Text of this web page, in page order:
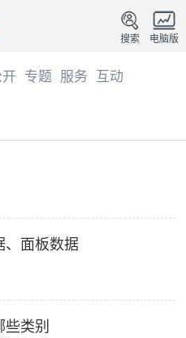
电脑版
搜索
专题 服务 互动
、面板数据
些类别